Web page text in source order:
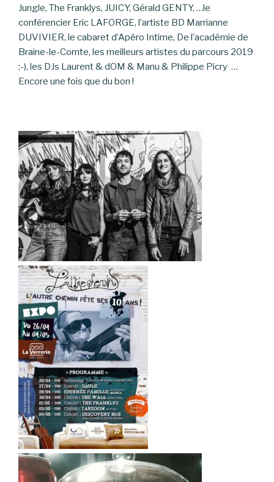
Jungle, The Franklys, JUICY, Gérald GENTY, …le
conférencier Eric LAFORGE, l’artiste BD Marrianne
DUVIVIER, le cabaret d’Apéro Intime, De l’académie de
Braine-le-Comte, les meilleurs artistes du parcours 2019
;-), les DJs Laurent & dOM & Manu & Philippe Picry …
Encore une fois que du bon !